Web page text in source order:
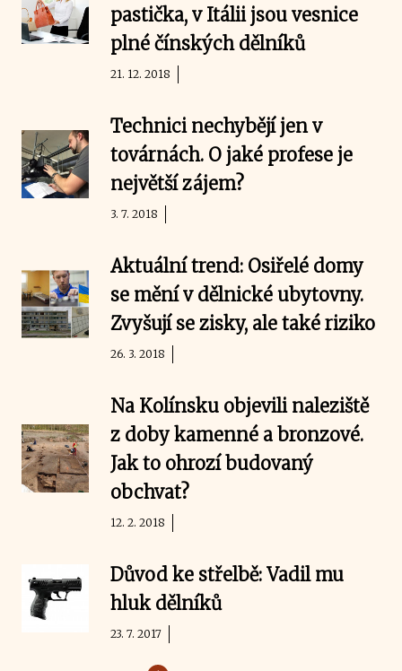
pastička, v Itálii jsou vesnice
plné čínských dělníků
21. 12. 2018
Technici nechybějí jen v
továrnách. O jaké profese je
největší zájem?
3. 7. 2018
Aktuální trend: Osiřelé domy
se mění v dělnické ubytovny.
Zvyšují se zisky, ale také riziko
26. 3. 2018
Na Kolínsku objevili naleziště
z doby kamenné a bronzové.
Jak to ohrozí budovaný
obchvat?
12. 2. 2018
Důvod ke střelbě: Vadil mu
hluk dělníků
23. 7. 2017